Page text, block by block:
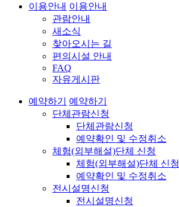
이용안내 이용안내
관람안내
새소식
찾아오시는 길
편의시설 안내
FAQ
자유게시판
예약하기
예약하기
단체관람신청
단체관람신청
예약확인 및 수정취소
체험(외부해설)단체 신청
체험(외부해설)단체 신청
예약확인 및 수정취소
전시설명신청
전시설명신청